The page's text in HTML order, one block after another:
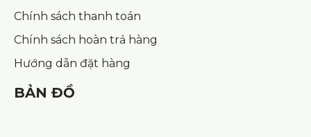
Chính sách thanh toán
Chính sách hoàn trả hàng
Hướng dẫn đặt hàng
BẢN ĐỒ